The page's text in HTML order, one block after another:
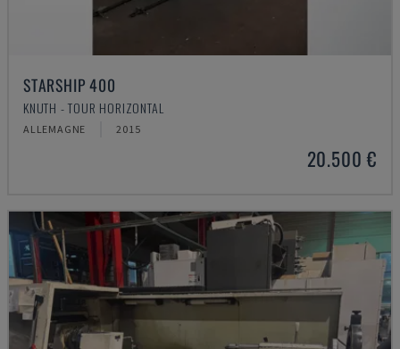
STARSHIP 400
KNUTH - TOUR HORIZONTAL
ALLEMAGNE 2015
20.500 €